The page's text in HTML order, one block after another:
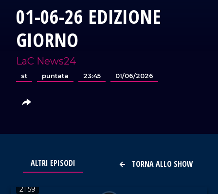
01-06-26 EDIZIONE
GIORNO
LaC News24
st puntata 23:45 01/06/2026
TORNA ALLO SHOW
ALTRI EPISODI
21:59
VAI AL TITOLO